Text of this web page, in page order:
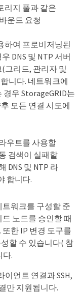
리지 풀과 같은
운드 요청
하여 프로비저닝된
DNS 및 NTP 서버
그리드, 관리자 및
니다. 네트워크에
경우 StorageGRID는
모든 연결 시도에
우트를 사용할
검색이 실패할
DNS 및 NTP 라
합니다.
워크를 구성할 준
노드를 승인할 때
한 IP 변경 도구를
할 수 있습니다( 참
다.
이언트 연결과 SSH,
만 지원됩니다.